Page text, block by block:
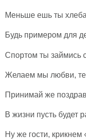
Меньше ешь ты
Будь примером для
Спортом ты займись
Желаем мы любви,
Принимай же
В жизни пусть будет
Ну же гости, крикнем